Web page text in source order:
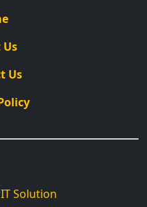
Us
IT Solution